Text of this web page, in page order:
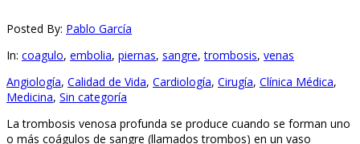
Posted By: Pablo García
In: coagulo, embolia, piernas, sangre,trombosis, venas
Angiología, Calidad de Vida, Cardiología, Cirugía, Clínica Médica,
Medicina, Sin categoría
La trombosis venosa profunda se produce cuando se forman uno
o más coágulos de sangre (llamados trombos) en un vaso